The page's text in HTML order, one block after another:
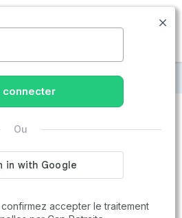
04.13.68.05.02
Rayon de Soleil
à trouver un emploi
connecter
Ou
accepter le traitement